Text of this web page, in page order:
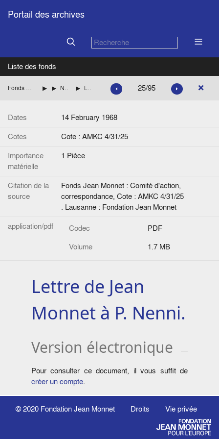
Portail des archives
Liste des fonds
Fonds Jean Monnet : Comité d'action, correspondance ITALIE
NENNI Pietro (Parti socialiste italien) Lettre de Jean Monnet à P. Nenni. 25/95
Dates
14 February 1968
Cotes
Cote : AMKC 4/31/25
Importance
matérielle
1 Pièce
Citation de la
source
Fonds Jean Monnet : Comité d'action,
correspondance, Cote : AMKC 4/31/25
. Lausanne : Fondation Jean Monnet
application/pdf
Codec
PDF
Volume
1.7 MB
Lettre de Jean
Monnet à P. Nenni.
Version électronique
Pour consulter ce document, il vous suffit de
créer un compte.
© 2020 Fondation Jean Monnet Droits Vie privée